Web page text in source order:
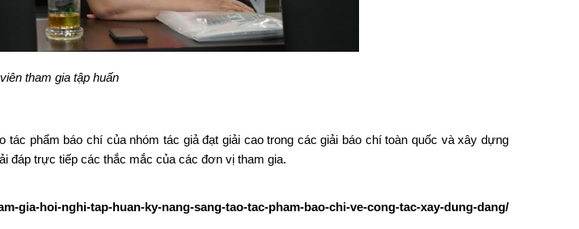
tham gia tập huấn
phẩm báo chí của nhóm tác giả đạt giải cao trong các giải báo chí toàn quốc và xây dựng
đáp trực tiếp các thắc mắc của các đơn vị tham gia.
gia-hoi-nghi-tap-huan-ky-nang-sang-tao-tac-pham-bao-chi-ve-cong-tac-xay-dung-dang/